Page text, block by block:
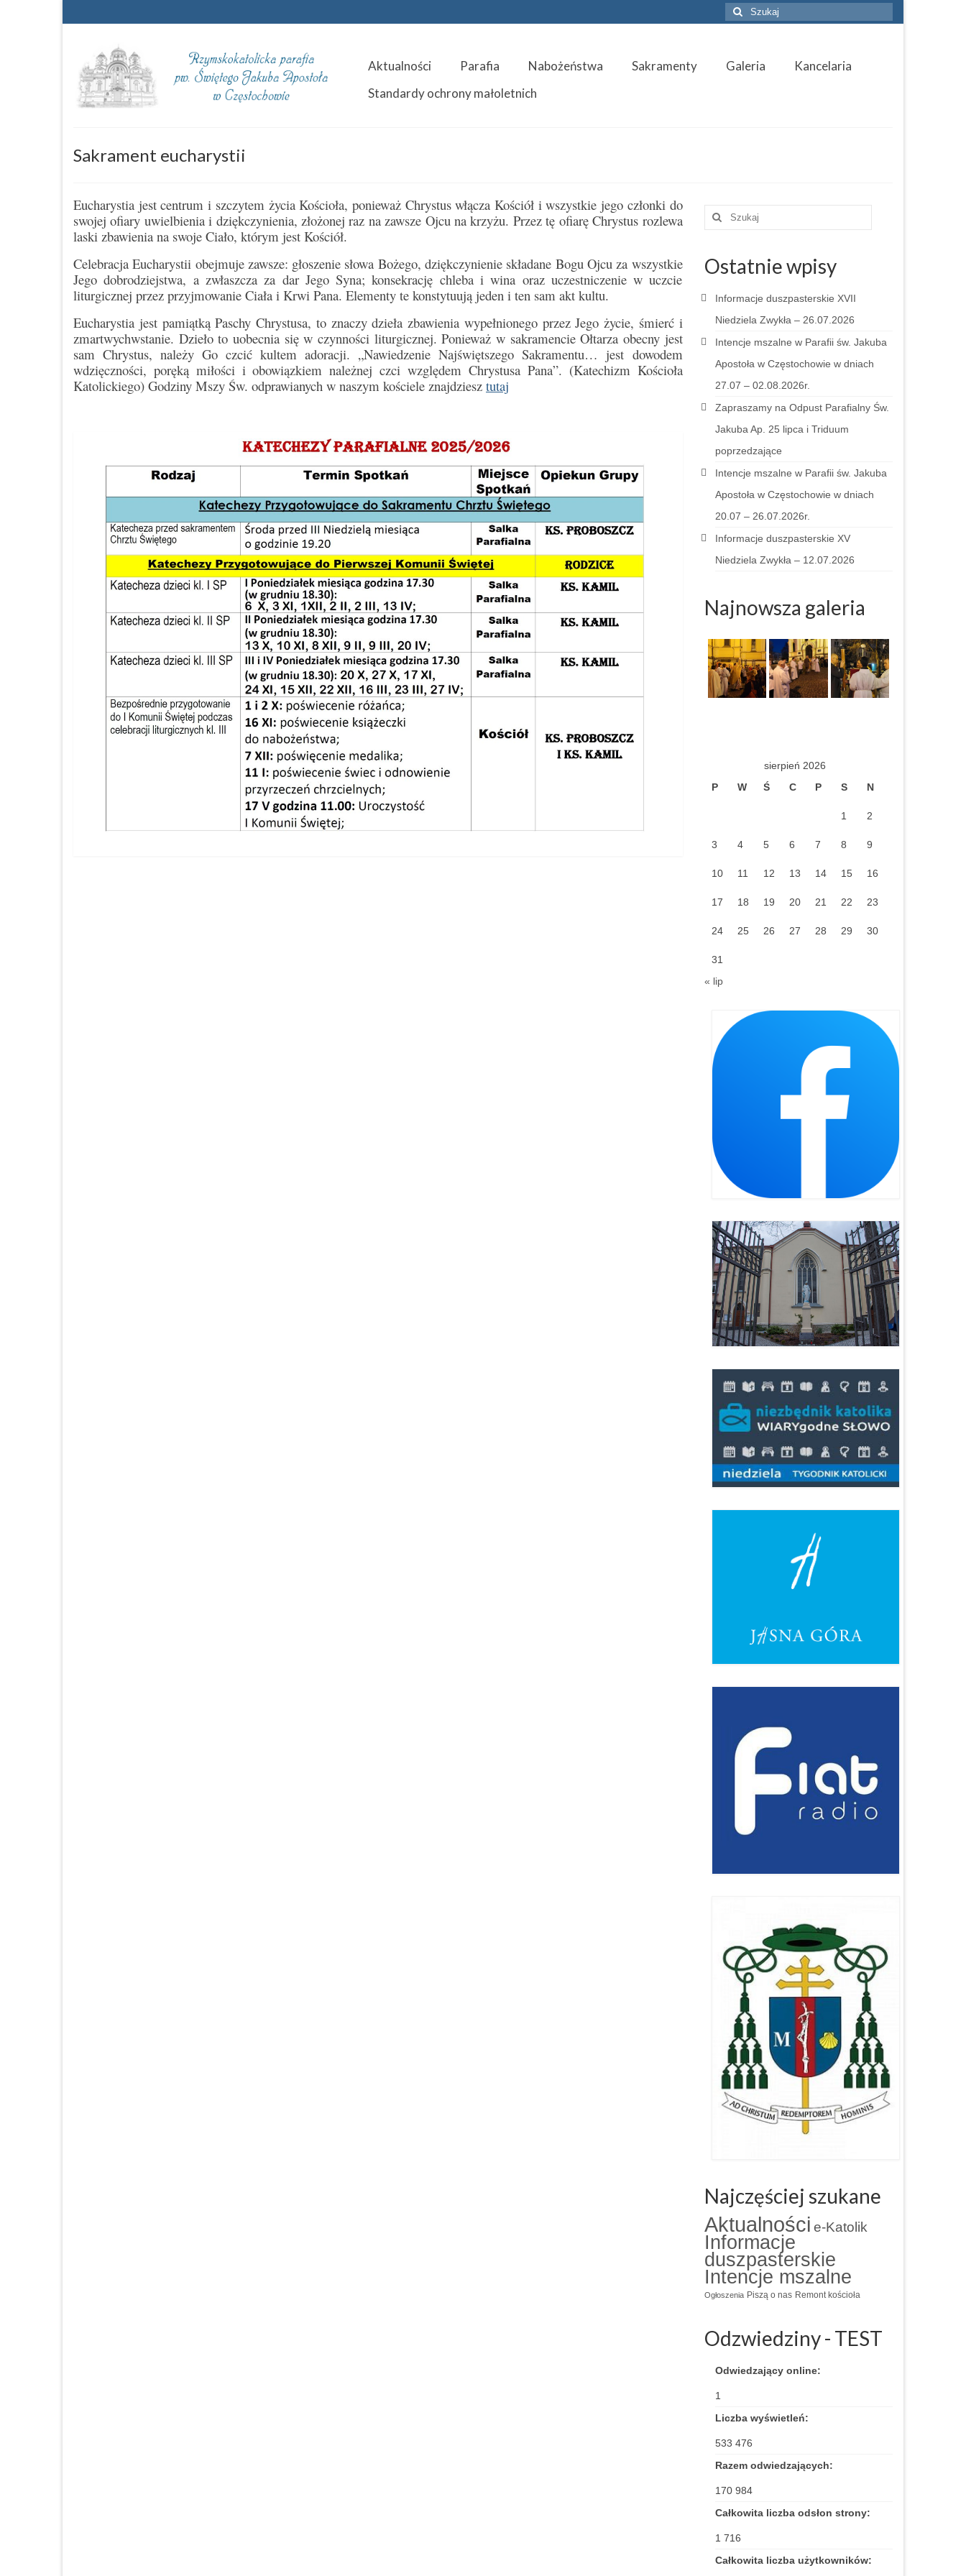
Szuklaj
w:
Aktualności Parafia Nabożeństwa Sakramenty Galeria
Kancelaria
Standardy ochrony małoletnich
Sakrament eucharystii
Eucharystia jest centrum i szczytem życia Kościoła, ponieważ Chrystus włącza Kościół i wszystkie jego członki do
swojej ofiary uwielbienia i dziękczynienia, złożonej raz na zawsze Ojcu na krzyżu. Przez tę ofiarę Chrystus rozlewa
laski zbawienia na swoje Ciało, którym jest Kościół.
Celebracja Eucharystii obejmuje zawsze: głoszenie słowa Bożego, dziękczynienie składane Bogu Ojcu za wszystkie
Jego dobrodziejstwa, a zwłaszcza za dar Jego Syna; konsekrację chleba i wina oraz uczestniczenie w uczcie
liturgicznej przez przyjmowanie Ciała i Krwi Pana. Elementy te konstytuują jeden i ten sam akt kultu.
Eucharystia jest pamiątką Paschy Chrystusa, to znaczy dzieła zbawienia wypełnionego przez Jego życie, śmierć i
zmartwychwstanie. Dzieło to uobecnia się w czynności liturgicznej. Ponieważ w sakramencie Ołtarza obecny jest
sam Chrystus, należy Go czcić kultem adoracji. „Nawiedzenie Najświętszego Sakramentu… jest dowodem
wdzięczności, poręką miłości i obowiązkiem należnej czci względem Chrystusa Pana”. (Katechizm Kościoła
Katolickiego) Godziny Mszy Św. odprawianych w naszym kościele znajdziesz tutaj
Szuklaj
Ostatnie wpisy
Informacje duszpasterskie XVII
Niedziela Zwykła – 26.07.2026
Intencje mszalne w Parafii św. Jakuba
Apostoła w Częstochowie w dniach
27.07 – 02.08.2026r.
Zapraszamy na Odpust Parafialny Św.
Jakuba Ap. 25 lipca i Triduum
poprzedzające
Intencje mszalne w Parafii św. Jakuba
Apostoła w Częstochowie w dniach
20.07 – 26.07.2026r.
Informacje duszpasterskie XV
Niedziela Zwykła – 12.07.2026
Najnowsza galeria
sierpień 2026
P
W Ś C P S N
1 2
3 4 5 6 7 8 9
10 11 12 13 14 15 16
17 18 19 20 21 22 23
24 25 26 27 28 29 30
31
« lip
Najczęściej szukane
Aktualności e-Katolik
Informacje
duszpasterskie
Intencje mszalne
Ogłoszenia Piszą o nas Remont kościoła
Odzwiedziny - TEST
Odwiedzający online:
1
Liczba wyświetleń:
533 476
Razem odwiedzających:
170 984
Całkowita liczba odsłon strony:
1 716
Całkowita liczba użytkowników: